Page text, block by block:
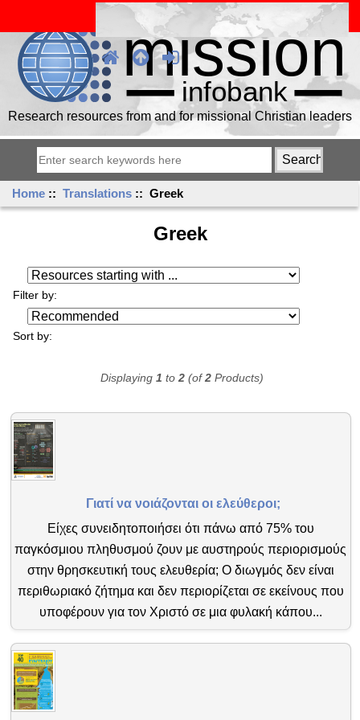
Research resources from and for missional Christian leaders
Home ::Translations :: Greek
Greek
Filter by:
Resources starting with ...
Sort by:
Displaying 1 to 2(of2Products)
Γιατί να νοιάζονται οι ελεύθεροι;
Είχες συνειδητοποιήσει ότι πάνω από 75% του
παγκόσμιου πληθυσμού ζουν με αυστηρούς περιορισμούς
στην θρησκευτική τους ελευθερία; Ο διωγμός δεν είναι
περιθωριακό ζήτημα και δεν περιορίζεται σε εκείνους που
υποφέρουν για τον Χριστό σε μια φυλακή κάπου...